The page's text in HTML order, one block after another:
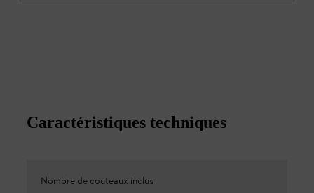
Caractéristiques techniques
Nombre de couteaux inclus